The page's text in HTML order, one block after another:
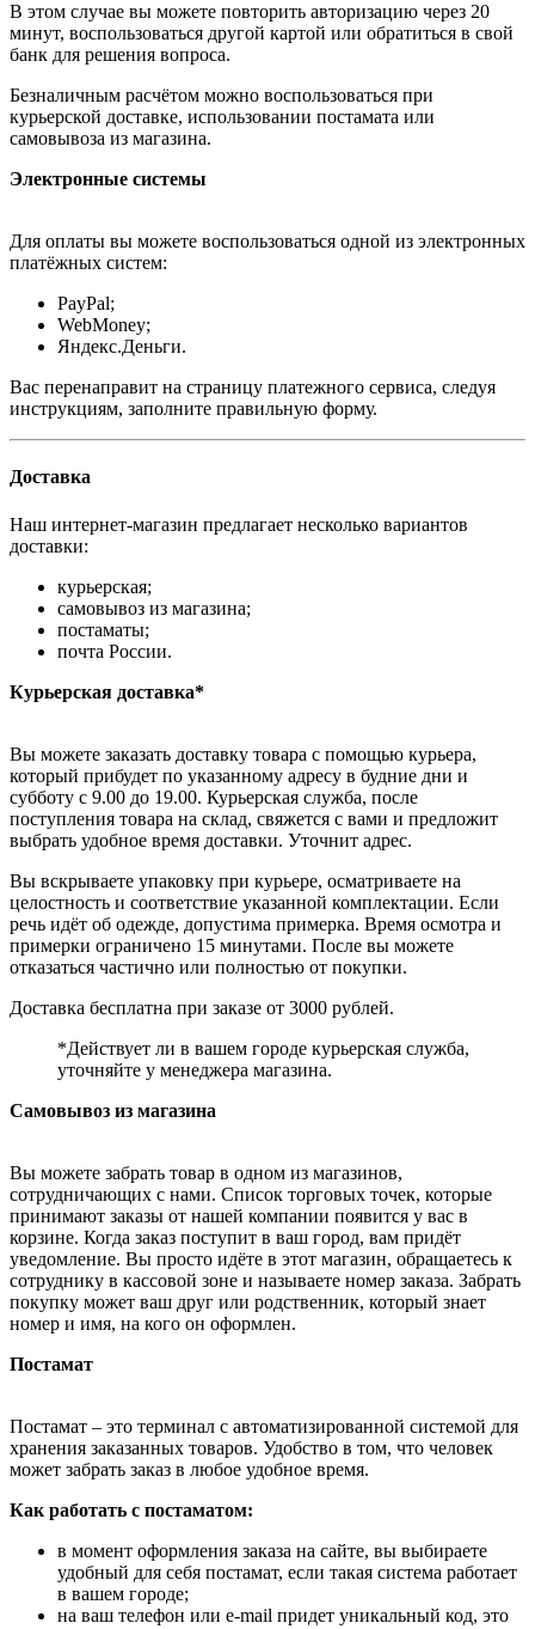
В этом случае вы можете повторить авторизацию через 20
минут, воспользоваться другой картой или обратиться в свой
банк для решения вопроса.
Безналичным расчётом можно воспользоваться при
курьерской доставке, использовании постамата или
самовывоза из магазина.
Электронные системы
Для оплаты вы можете воспользоваться одной из электронных
платёжных систем:
PayPal;
WebMoney;
Яндекс.Деньги.
Вас перенаправит на страницу платежного сервиса, следуя
инструкциям, заполните правильную форму.
Доставка
Наш интернет-магазин предлагает несколько вариантов
доставки:
курьерская;
самовывоз из магазина;
постаматы;
почта России.
Курьерская доставка*
Вы можете заказать доставку товара с помощью курьера,
который прибудет по указанному адресу в будние дни и
субботу с 9.00 до 19.00. Курьерская служба, после
поступления товара на склад, свяжется с вами и предложит
выбрать удобное время доставки. Уточнит адрес.
Вы вскрываете упаковку при курьере, осматриваете на
целостность и соответствие указанной комплектации. Если
речь идёт об одежде, допустима примерка. Время осмотра и
примерки ограничено 15 минутами. После вы можете
отказаться частично или полностью от покупки.
Доставка бесплатна при заказе от 3000 рублей.
*Действует ли в вашем городе курьерская служба,
уточняйте у менеджера магазина.
Самовывоз из магазина
Вы можете забрать товар в одном из магазинов,
сотрудничающих с нами. Список торговых точек, которые
принимают заказы от нашей компании появится у вас в
корзине. Когда заказ поступит в ваш город, вам придёт
уведомление. Вы просто идёте в этот магазин, обращаетесь к
сотруднику в кассовой зоне и называете номер заказа. Забрать
покупку может ваш друг или родственник, который знает
номер и имя, на кого он оформлен.
Постамат
Постамат – это терминал с автоматизированной системой для
хранения заказанных товаров. Удобство в том, что человек
может забрать заказ в любое удобное время.
Как работать с постаматом:
в момент оформления заказа на сайте, вы выбираете
удобный для себя постамат, если такая система работает
в вашем городе;
на ваш телефон или e-mail придет уникальный код, это